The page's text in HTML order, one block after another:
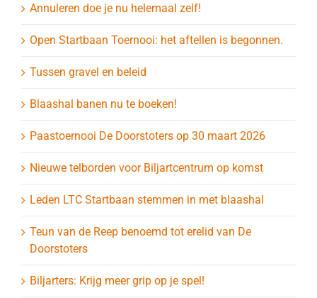
Annuleren doe je nu helemaal zelf!
Open Startbaan Toernooi: het aftellen is begonnen.
Tussen gravel en beleid
Blaashal banen nu te boeken!
Paastoernooi De Doorstoters op 30 maart 2026
Nieuwe telborden voor Biljartcentrum op komst
Leden LTC Startbaan stemmen in met blaashal
Teun van de Reep benoemd tot erelid van De
Doorstoters
Biljarters: Krijg meer grip op je spel!